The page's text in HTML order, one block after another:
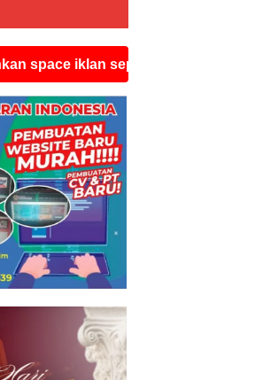
seperti ini silahkan hubungi